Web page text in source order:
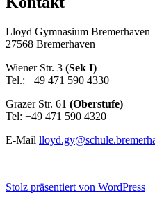
Lloyd Gymnasium Bremerhaven
27568 Bremerhaven
Wiener Str. 3 (Sek I)
Tel.: +49 471 590 4330
Grazer Str. 61 (Oberstufe)
Tel: +49 471 590 4320
E-Mail
Stolz präsentiert von WordPress